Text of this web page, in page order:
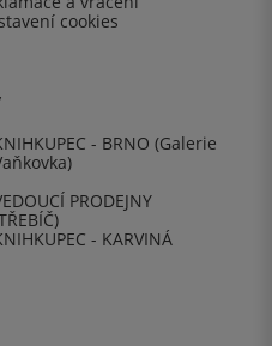
cookies
- BRNO (Galerie
PRODEJNY
- KARVINÁ